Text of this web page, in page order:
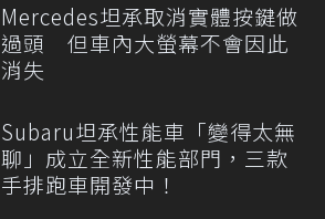
Mercedes坦承取消實體按鍵做
過頭 但車內大螢幕不會因此
消失
Subaru坦承性能車「變得太無
聊」成立全新性能部門，三款
手排跑車開發中！